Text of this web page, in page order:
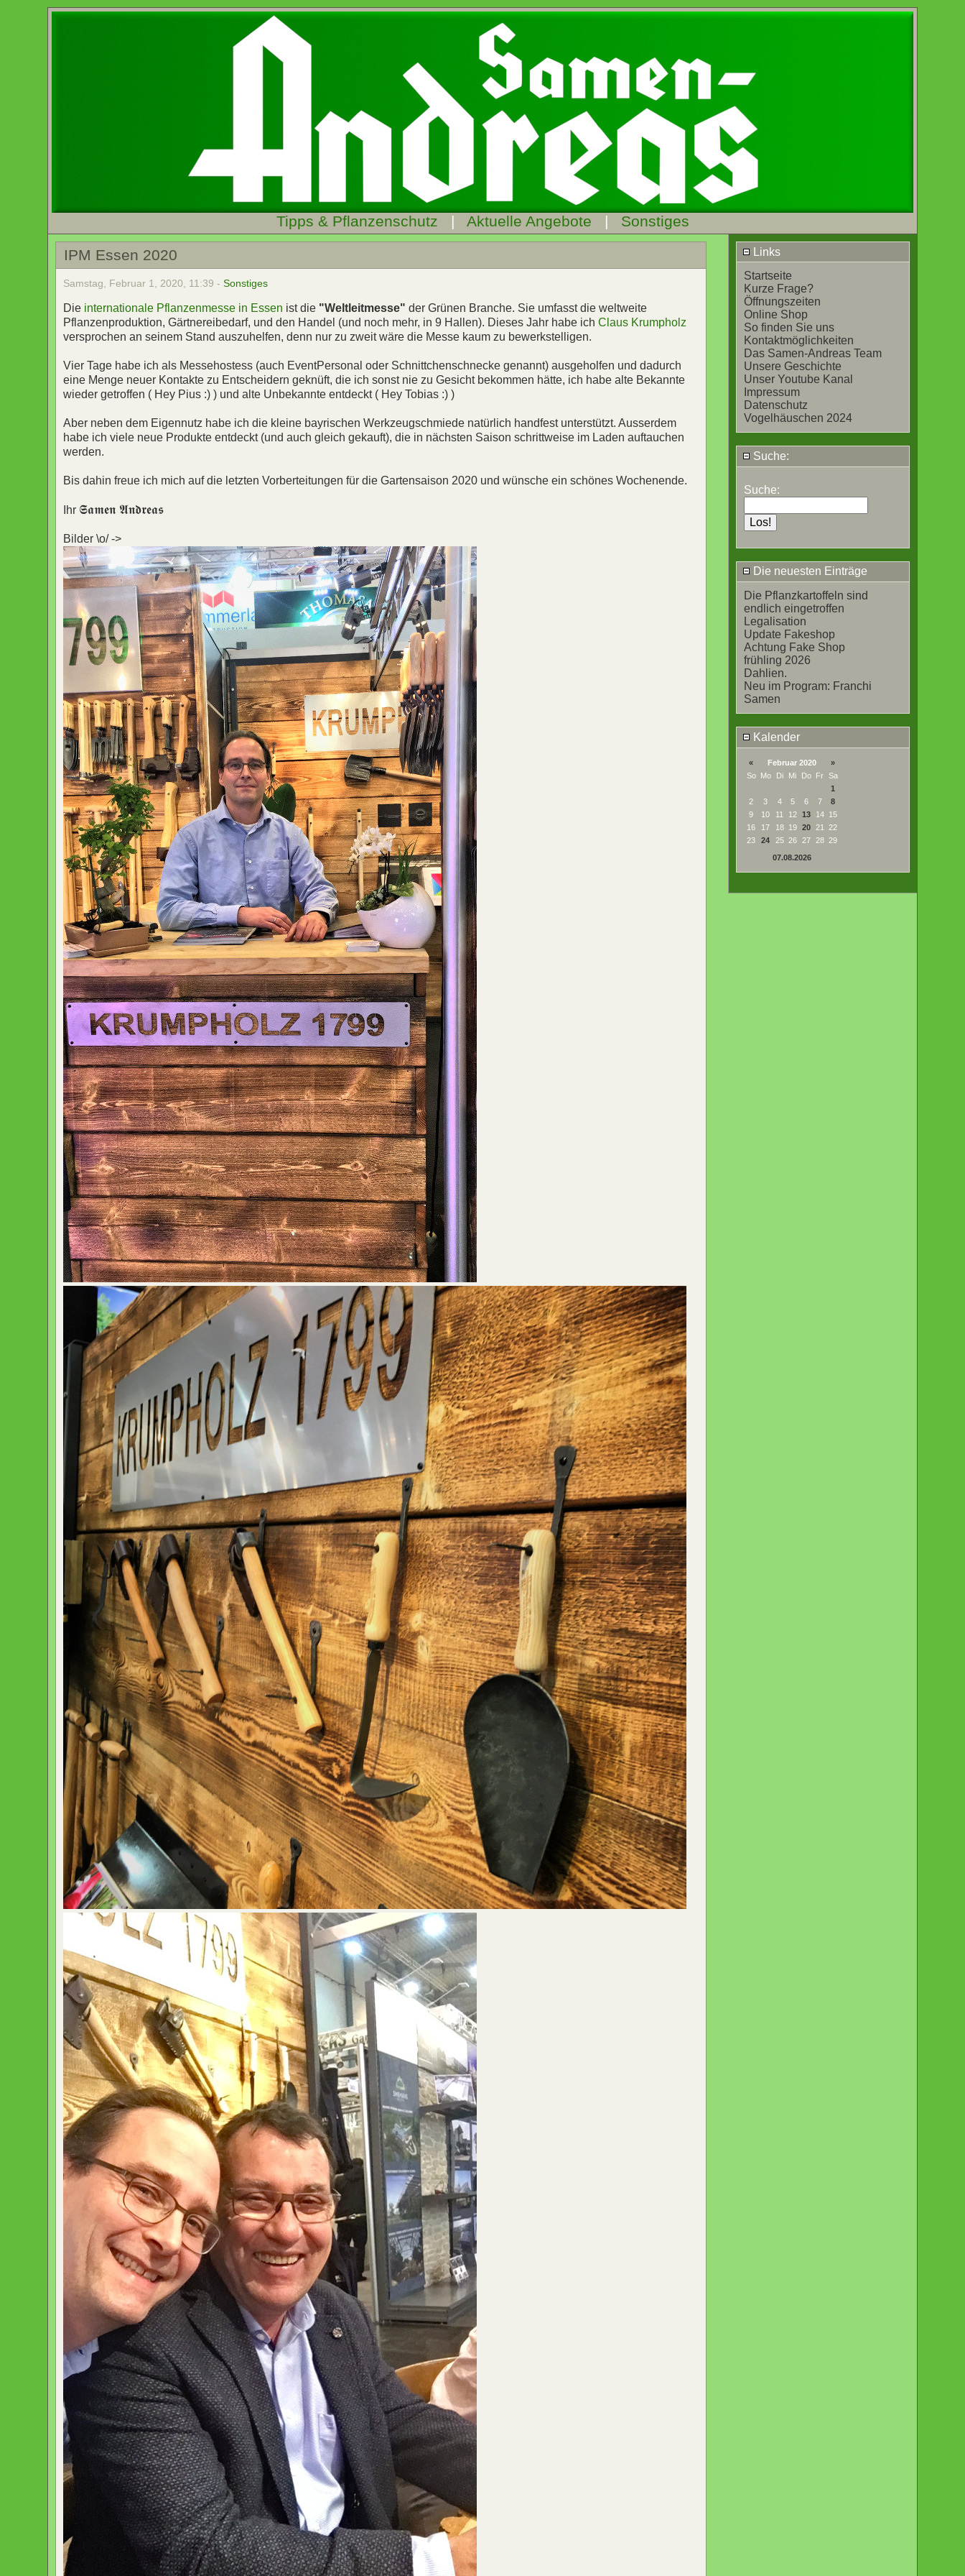
Tipps & Pflanzenschutz | Aktuelle Angebote | Sonstiges
Links
Startseite
Kurze Frage?
Öffnungszeiten
Online Shop
So finden Sie uns
Kontaktmöglichkeiten
Das Samen-Andreas Team
Unsere Geschichte
Unser Youtube Kanal
Impressum
Datenschutz
Vogelhäuschen 2024
Suche:
Suche:
Die neuesten Einträge
Die Pflanzkartoffeln sind
endlich eingetroffen
Legalisation
Update Fakeshop
Achtung Fake Shop
frühling 2026
Dahlien.
Neu im Program: Franchi
Samen
Kalender
« Februar 2020
»
So Mo Di Mi Do Fr Sa
1
2
3 4 5 6 7
8
9
10 11 12 13 14 15
16
17 18 19 20 21
22
23
24 25 26 27 28 29
07.08.2026
IPM Essen 2020
Samstag, Februar 1, 2020, 11:39 -Sonstiges
Die internationale Pflanzenmesse in Essen ist die "Weltleitmesse" der Grünen Branche. Sie umfasst die weltweite
Pflanzenproduktion, Gärtnereibedarf, und den Handel (und noch mehr, in 9 Hallen). Dieses Jahr habe ich Claus Krumpholz
versprochen an seinem Stand auszuhelfen, denn nur zu zweit wäre die Messe kaum zu bewerkstelligen.
Vier Tage habe ich als Messehostess (auch EventPersonal oder Schnittchenschnecke genannt) ausgeholfen und dadurch
eine Menge neuer Kontakte zu Entscheidern geknüft, die ich sonst nie zu Gesicht bekommen hätte, ich habe alte Bekannte
wieder getroffen ( Hey Pius :) ) und alte Unbekannte entdeckt ( Hey Tobias :) )
Aber neben dem Eigennutz habe ich die kleine bayrischen Werkzeugschmiede natürlich handfest unterstützt. Ausserdem
habe ich viele neue Produkte entdeckt (und auch gleich gekauft), die in nächsten Saison schrittweise im Laden auftauchen
werden.
Bis dahin freue ich mich auf die letzten Vorberteitungen für die Gartensaison 2020 und wünsche ein schönes Wochenende.
Ihr 𝕾𝖆𝖒𝖊𝖓 𝕬𝖓𝖉𝖗𝖊𝖆𝖘
Bilder \o/ ->